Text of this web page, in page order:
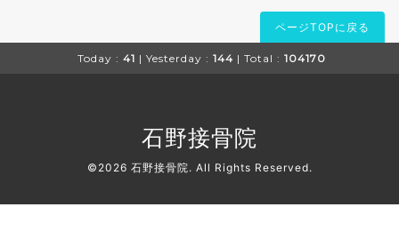
ページTOPに戻る
Today : 41 | Yesterday : 144 | Total : 104170
石野接骨院
©2026 石野接骨院. All Rights Reserved.